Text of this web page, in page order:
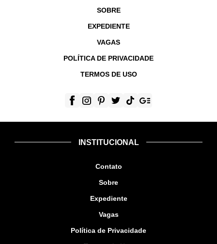
SOBRE
EXPEDIENTE
VAGAS
POLÍTICA DE PRIVACIDADE
TERMOS DE USO
INSTITUCIONAL
Contato
Sobre
Expediente
Vagas
Política de Privacidade